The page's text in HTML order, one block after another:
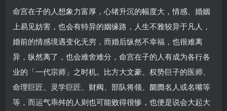
命宫在子的人想象力富厚，心绪升沉的幅度大，情感、婚姻
上易见妨害，也会有特异的姻缘路，人生不雅较异于凡人，
婚前的情感境遇变化无穷，而婚后纵然不幸福，也很难离
异，纵然离了，也会难舍难分，命宫在子的人有成为各行各
业的「一代宗师」之时机。比方大文豪、权势巨子的医师、
命理巨匠、灵学巨匠、财阀、部队将领、阛阓名人或名嘴等
等，而运气乖舛的人则也可能败得很惨，也便是说会大起大